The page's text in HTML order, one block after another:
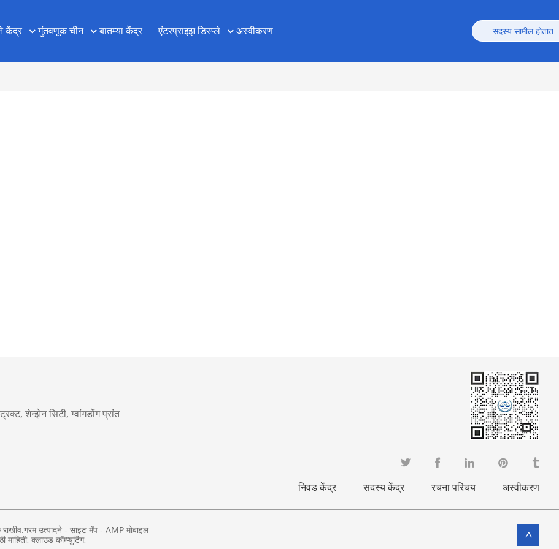
केंद्र गुंतवणूक चीन बातम्या केंद्र एंटरप्राइझ डिस्प्ले अस्वीकरण सदस्य सामील होतात
शेन्झेन सिटी, ग्वांगडोंग प्रांत
निवड केंद्र
सदस्य केंद्र रचना परिचय अस्वीकरण
गरम उत्पादने - साइट मॅप - AMP मोबाइल
माहिती, क्लाउड कॉम्प्युटिंग, >